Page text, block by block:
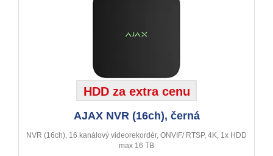
HDD za extra cenu
AJAX NVR (16ch), černá
NVR (16ch), 16 kanálový videorekordér, ONVIF/ RTSP, 4K, 1x HDD
max 16 TB